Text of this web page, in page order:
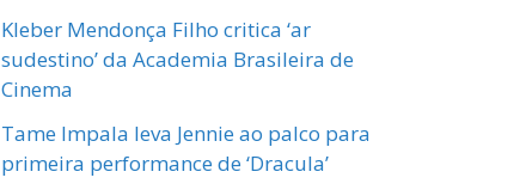
Kleber Mendonça Filho critica ‘ar
sudestino’ da Academia Brasileira de
Cinema
Tame Impala leva Jennie ao palco para
primeira performance de ‘Dracula’